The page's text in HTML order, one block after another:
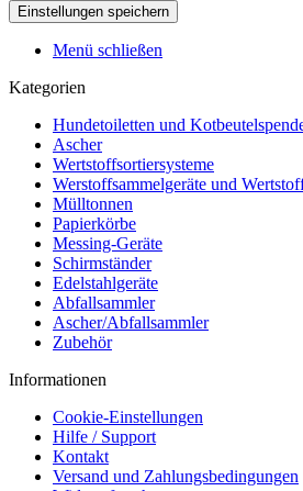
Menü schließen
Kategorien
Hundetoiletten und
Ascher
Wertstoffsortiersysteme
Werstoffsammelgeräte und
Mülltonnen
Papierkörbe
Messing-Geräte
Schirmständer
Edelstahlgeräte
Abfallsammler
Ascher/Abfallsammler
Zubehör
Informationen
Cookie-Einstellungen
Hilfe / Support
Kontakt
Versand und Zahlungsbedingungen